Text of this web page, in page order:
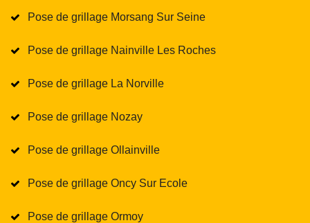
Pose de grillage Morsang Sur Seine
Pose de grillage Nainville Les Roches
Pose de grillage La Norville
Pose de grillage Nozay
Pose de grillage Ollainville
Pose de grillage Oncy Sur Ecole
Pose de grillage Ormoy